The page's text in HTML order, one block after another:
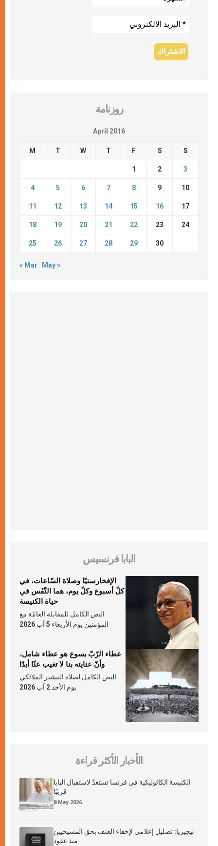
روزنامة
April 2016
M T W T F S S
1 2 3
4 5 6 7 8 9 10
11 12 13 14 15 16 17
18 19 20 21 22 23 24
25 26 27 28 29 30
« Mar May »
البابا فرنسيس
الإفخارستيّا وصلاة السّاعات، في
كلّ أسبوع وكلّ يوم، هما النَّفَس في
حياة الكنيسة
النص الكامل للمقابلة العامّة مع
المؤمنين يوم الأربعاء 5 آب 2026
عطاء الرّبّ يسوع هو عطاء شامل،
وأنّ عنايته بنا لا تغيب عنّا أبدًا
النص الكامل لصلاة التبشير الملائكي
يوم الأحد 2 آب 2026
الأخبار الأكثر قراءة
الكنيسة الكاثوليكية في فرنسا تستعدّ لاستقبال البابا
قريبًا
8 May 2026
نيجيريا: تضليل إعلامي لإخفاء العنف بحق المسيحيين
منذ عقود